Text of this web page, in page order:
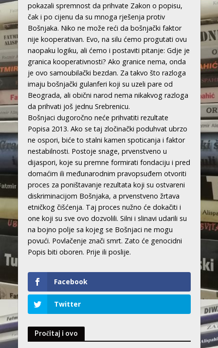
pokazali spremnost da prihvate Zakon o popisu,
čak i po cijenu da su mnoga rješenja protiv
Bošnjaka. Niko ne može reći da bošnjački faktor
nije kooperativan. Evo, na silu ćemo progutati ovu
naopaku logiku, ali ćemo i postaviti pitanje: Gdje je
granica kooperativnosti? Ako granice nema, onda
je ovo samoubilački bezdan. Za takvo što razloga
imaju bošnjački gulanferi koji su uzeli pare od
Beograda, ali obični narod nema nikakvog razloga
da prihvati još jednu Srebrenicu.
Bošnjaci dugoročno neće prihvatiti rezultate
Popisa 2013. Ako se taj zločinački poduhvat ubrzo
ne ospori, biće to stalni kamen spoticanja i faktor
nestabilnosti. Postoje snage, prvenstveno u
dijaspori, koje su premne formirati fondaciju i pred
domaćim ili međunarodnim pravopsuđem otvoriti
proces za poništavanje rezultata koji su ostvareni
diskriminacijom Bošnjaka, a prvenstveno žrtava
etničkog čišćenja. Taj proces nužno će dokačiti i
one koji su sve ovo dozvolili. Silni i slinavi udarili su
na bojno polje sa kojeg se Bošnjaci ne mogu
povući. Povlačenje znači smrt. Zato će genocidni
Popis biti oboren. Prije ili poslije.
Facebook
Twitter
Pročitaj i ovo